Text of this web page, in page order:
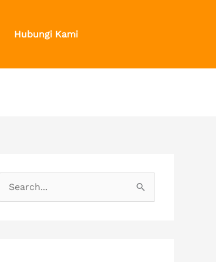
Hubungi Kami